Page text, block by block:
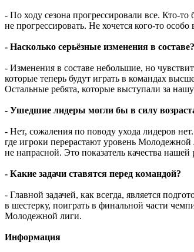
- По ходу сезона прогрессировали все. Кто-
не прогрессировать. Не хочется кого-то
- Насколько серьёзные изменения в составе?
- Изменения в составе небольшие, но
которые теперь будут играть в командах
Остальные ребята, которые выступали за
- Ушедшие лидеры могли бы в силу
- Нет, сожаления по поводу ухода лидеров
где игроки перерастают уровень Молодежной
не напрасной. Это показатель качества
- Какие задачи ставятся перед командой?
- Главной задачей, как всегда, является
в шестерку, поиграть в финальной части
Молодежной лиги.
Информация